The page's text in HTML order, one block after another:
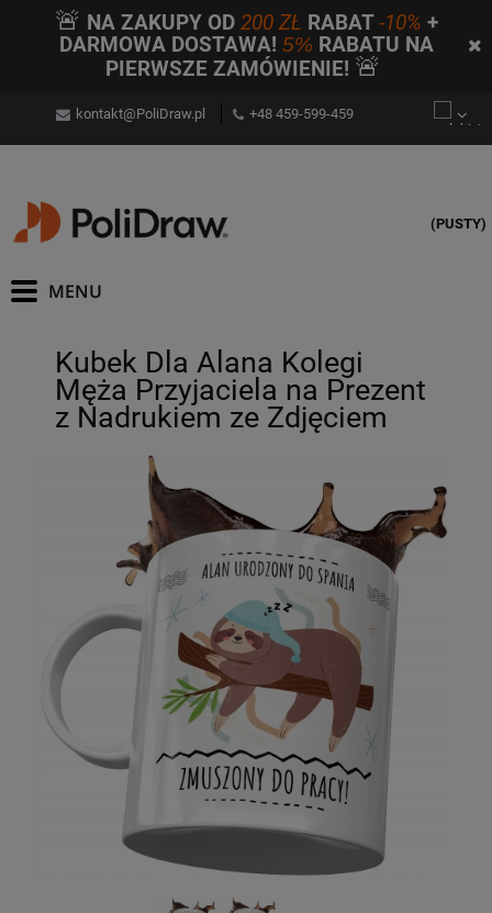
🚨 NA ZAKUPY OD200 ZŁ RABAT-10% +
DARMOWA DOSTAWA! 5% RABATU NA
PIERWSZE ZAMÓWIENIE! 🚨
kontakt@PoliDraw.pl +48 459-599-459
(PUSTY)
Kubek Dla Alana Kolegi
Męża Przyjaciela na Prezent
z Nadrukiem ze Zdjęciem